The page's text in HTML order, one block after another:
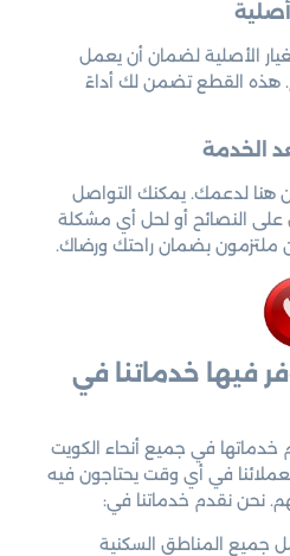
الأصلية لضمان أن يعمل
هذه القطع تضمن لك أداءً
هنا لدعمك. يمكنك التواصل
النصائح أو لحل أي مشكلة
ملتزمون بضمان راحتك ورضاك.
فيها خدماتنا في
خدماتها في جميع أنحاء الكويت
في أي وقت يحتاجون فيه
نحن نقدم خدماتنا في:
جميع المناطق السكنية